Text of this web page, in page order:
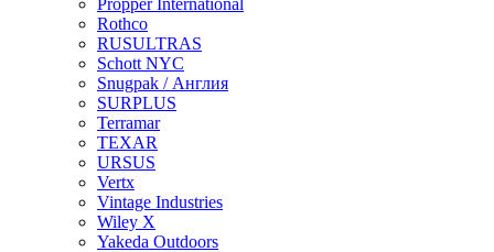
Propper International
Rothco
RUSULTRAS
Schott NYC
Snugpak / Англия
SURPLUS
Terramar
TEXAR
URSUS
Vertx
Vintage Industries
Wiley X
Yakeda Outdoors